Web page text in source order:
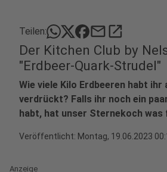
Teilen: mailopen_in_new
Der Kitchen Club by
"Erdbeer-Quark-Strudel"
Wie viele Kilo Erdbeeren habt ihr
verdrückt? Falls ihr noch ein
habt, hat unser Sternekoch was
Veröffentlicht: Montag, 19.06.2023
Anzeige